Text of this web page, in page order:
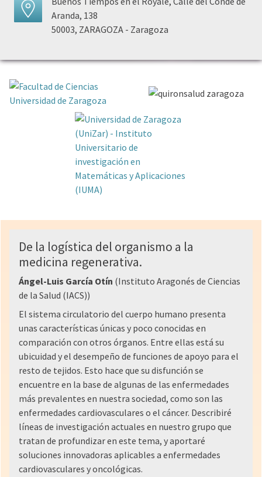
Aranda, 138
50003, ZARAGOZA - Zaragoza
De la logística del organismo a la
medicina regenerativa.
Ángel-Luis García Otín (Instituto Aragonés de Ciencias
de la Salud (IACS))
El sistema circulatorio del cuerpo humano presenta
unas características únicas y poco conocidas en
comparación con otros órganos. Entre ellas está su
ubicuidad y el desempeño de funciones de apoyo para el
resto de tejidos. Esto hace que su disfunción se
encuentre en la base de algunas de las enfermedades
más prevalentes en nuestra sociedad, como son las
enfermedades cardiovasculares o el cáncer. Describiré
líneas de investigación actuales en nuestro grupo que
tratan de profundizar en este tema, y aportaré
soluciones innovadoras aplicables a enfermedades
cardiovasculares y oncológicas.